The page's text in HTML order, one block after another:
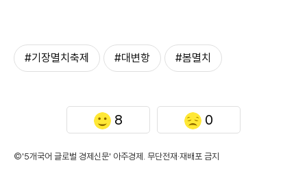
#기장멸치축제 #대변항 #봄멸치
8 0
©'5개국어 글로벌 경제신문' 아주경제. 무단전재·재배포 금지